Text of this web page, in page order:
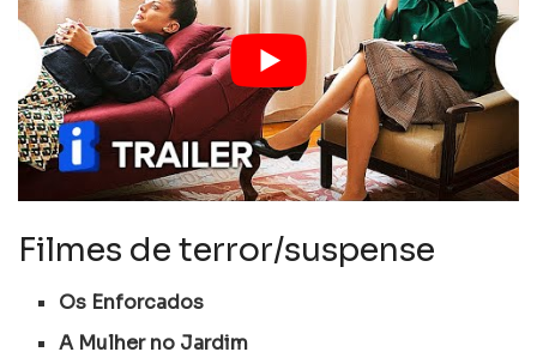
Filmes de terror/suspense
Os Enforcados
A Mulher no Jardim